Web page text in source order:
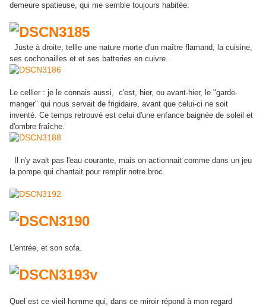
demeure spatieuse, qui me semble toujours habitée.
Juste à droite, tellle une nature morte d'un maître flamand, la cuisine,
ses cochonailles et et ses batteries en cuivre.
Le cellier : je le connais aussi, c'est, hier, ou avant-hier, le "garde-
manger" qui nous servait de frigidaire, avant que celui-ci ne soit
inventé. Ce temps retrouvé est celui d'une enfance baignée de soleil et
d'ombre fraîche.
Il n'y avait pas l'eau courante, mais on actionnait comme dans un jeu
la pompe qui chantait pour remplir notre broc.
L'entrée, et son sofa.
Quel est ce vieil homme qui, dans ce miroir répond à mon regard